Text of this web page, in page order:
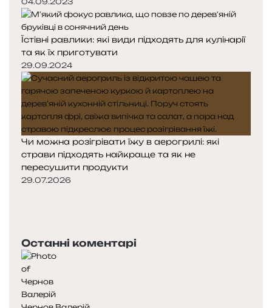
Їстівні равлики: які види підходять для кулінарії
та як їх приготувати
29.09.2024
Чи можна розігрівати їжу в аерогрилі: які
страви підходять найкраще та як не
пересушити продукти
29.07.2026
Останні коментарі